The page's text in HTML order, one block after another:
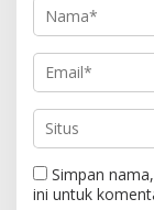
Simpan
ini untuk